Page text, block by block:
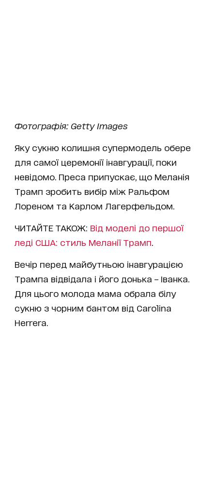
Фотографія: Getty Images
Яку сукню колишня супермодель обере
для самої церемонії інавгурації, поки
невідомо. Преса припускає, що Меланія
Трамп зробить вибір між Ральфом
Лореном та Карлом Лагерфельдом.
ЧИТАЙТЕ ТАКОЖ: Від моделі до першої
леді США: стиль Меланії Трамп
Вечір перед майбутньою інавгурацією
Трампа відвідала і його донька – Іванка.
Для цього молода мама обрала білу
сукню з чорним бантом від Carolina
Herrera.